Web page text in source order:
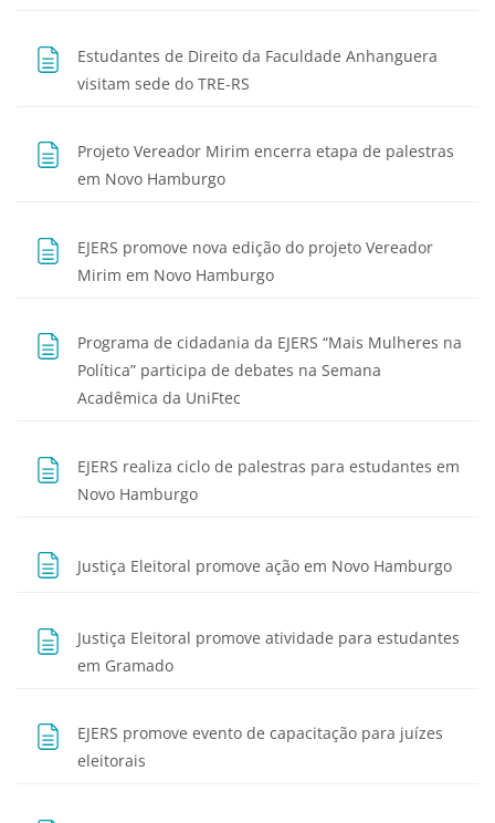
Estudantes de Direito da Faculdade Anhanguera
visitam sede do TRE-RS
Projeto Vereador Mirim encerra etapa de palestras
em Novo HamburgoPágina
EJERS promove nova edição do projeto Vereador
Mirim em Novo HamburgoPágina
Programa de cidadania da EJERS “Mais Mulheres na
Política” participa de debates na Semana
Acadêmica da UniFtec
EJERS realiza ciclo de palestras para estudantes em
Novo HamburgoPágina
Justiça Eleitoral promove ação em Novo Hamburgo
Justiça Eleitoral promove atividade para estudantes
em GramadoPágina
EJERS promove evento de capacitação para juízes
eleitorais